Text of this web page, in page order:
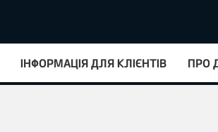
ІНФОРМАЦІЯ ДЛЯ КЛІЄНТІВ ПРО